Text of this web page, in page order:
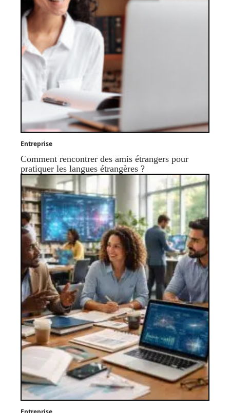
Entreprise
Comment rencontrer des amis étrangers pour
pratiquer les langues étrangères ?